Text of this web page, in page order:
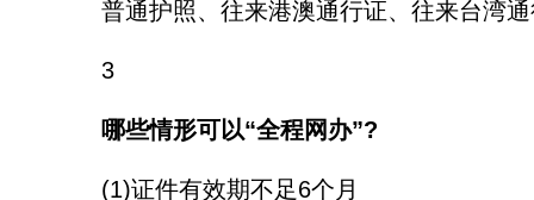
普通护照、往来港澳通行证、往来台湾通
3
哪些情形可以“全程网办”?
(1)证件有效期不足6个月